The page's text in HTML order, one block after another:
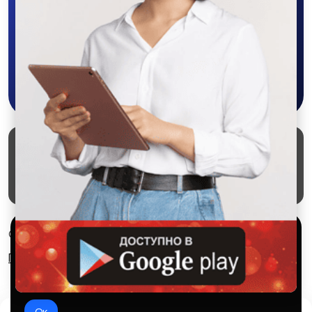
объявления - все это в нашем мобильном
приложении SALEX!
Скачать в Google Play
Маркеты Блог
О проекте
Служба поддержки
Удаление аккаунта
Партнерка
© 2026 SALEX МАРКЕТ
Правила сервиса
Конфиденциальность
Используем куки и рекомендательные
технологии
Это чтобы сайт работал лучше. Оставаясь с нами, вы
соглашаетесь на использование файлов куки.